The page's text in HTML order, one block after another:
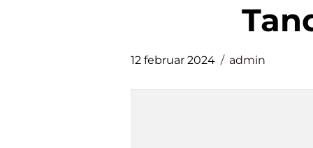
12 februar 2024 admin